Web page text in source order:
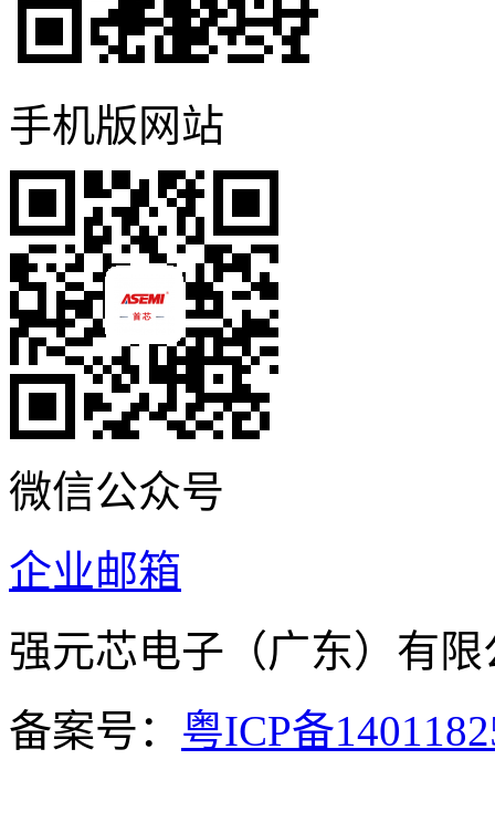
手机版网站
微信公众号
企业邮箱
强元芯电子（广东）
备案号： 粤ICP备